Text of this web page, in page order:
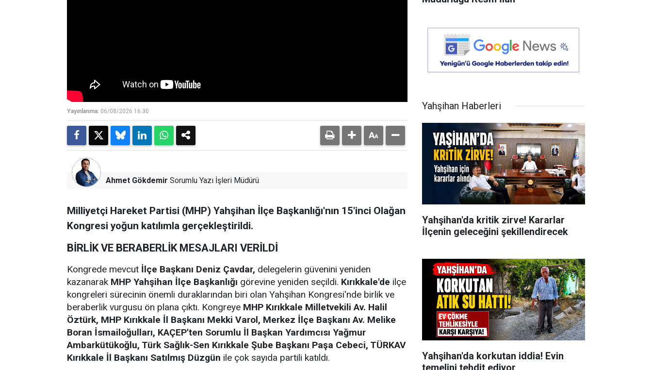
Yayınlanma: 06/08/2026 16:30
Ahmet Gökdemir Sorumlu Yazı İşleri Müdürü
Milliyetçi Hareket Partisi (MHP) Yahşihan İlçe Başkanlığı'nın 15'inci Olağan
Kongresi yoğun katılımla gerçekleştirildi.
BİRLİK VE BERABERLİK MESAJLARI VERİLDİ
Kongrede mevcut İlçe Başkanı Deniz Çavdar, delegelerin güvenini yeniden
kazanarak MHP Yahşihan İlçe Başkanlığı görevine yeniden seçildi. Kırıkkale'de ilçe
kongreleri sürecinin önemli duraklarından biri olan Yahşihan Kongresi'nde birlik ve
beraberlik vurgusu ön plana çıktı. Kongreye MHP Kırıkkale Milletvekili Av. Halil
Öztürk, MHP Kırıkkale İl Başkanı Mekki Varol, Merkez İlçe Başkanı Av. Melike
Boran İsmailoğulları, KAÇEP'ten Sorumlu İl Başkan Yardımcısı Yağmur
Ambarkütükoğlu, Türk Sağlık-Sen Kırıkkale Şube Başkanı Paşa Cebeci, TÜRKAV
Kırıkkale İl Başkanı Satılmış Düzgün ile çok sayıda partili katıldı.
Yahşihan Haberleri
Yahşihan'da kritik zirve! Kararlar
İlçenin geleceğini şekillendirecek
Yahşihan'da korkutan iddia! Evin